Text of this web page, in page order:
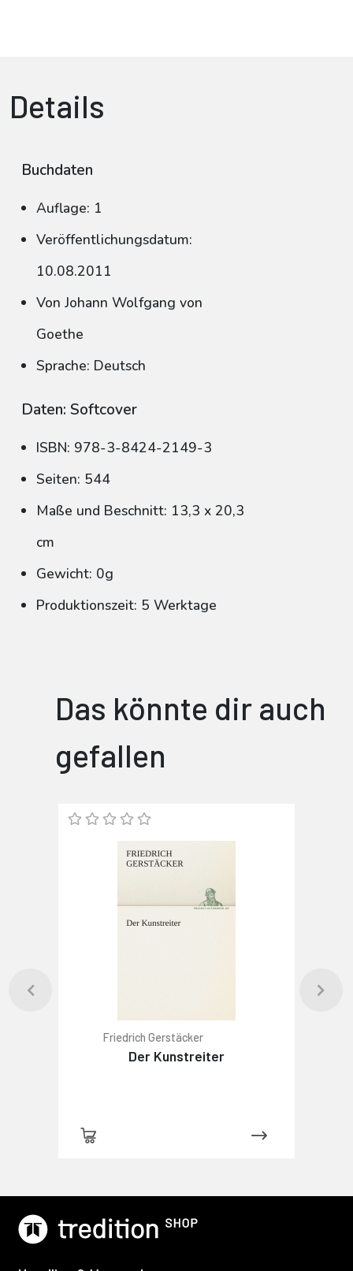
Details
Buchdaten
Auflage: 1
Veröffentlichungsdatum:
10.08.2011
Von Johann Wolfgang von
Goethe
Sprache: Deutsch
Daten: Softcover
ISBN: 978-3-8424-2149-3
Seiten: 544
Maße und Beschnitt: 13,3 x 20,3
cm
Gewicht: 0g
Produktionszeit: 5 Werktage
Das könnte dir auch
gefallen
Friedrich Gerstäcker
Der Kunstreiter